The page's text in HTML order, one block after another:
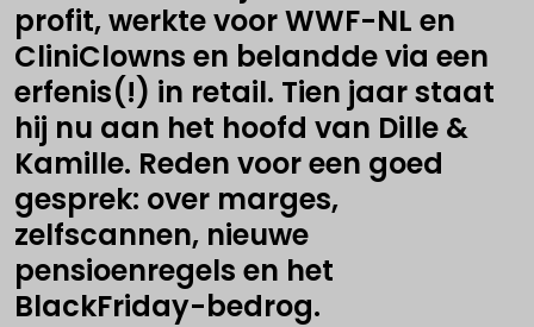
profit, werkte voor WWF-NL en
CliniClowns en belandde via een
erfenis(!) in retail. Tien jaar staat
hij nu aan het hoofd van Dille &
Kamille. Reden voor een goed
gesprek: over marges,
zelfscannen, nieuwe
pensioenregels en het
BlackFriday-bedrog.